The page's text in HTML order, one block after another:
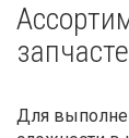
Для